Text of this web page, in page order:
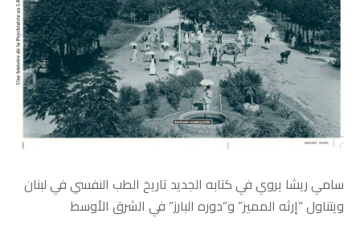
سامي ريشا يروي في كتابه الجديد تاريخ الطب النفسي في لبنان
ويتناول “إرثه المميز” و”دوره البارز” في الشرق الأوسط